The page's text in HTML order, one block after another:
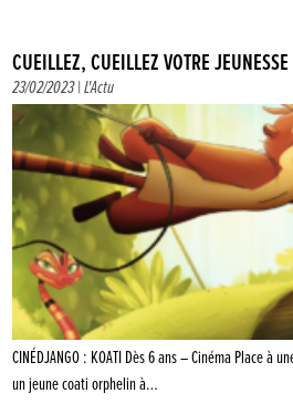
CUEILLEZ, CUEILLEZ VOTRE JEUNESSE
23/02/2023 |L'Actu
CINÉDJANGO : KOATI Dès 6 ans – Cinéma Place à
un jeune coati orphelin à…